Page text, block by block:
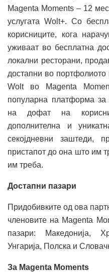
Magenta Moments – 12
услугата Wolt+. Со
корисниците, кога
уживаат во бесплатна
локални ресторани,
достапни во
Wolt во Magenta
популарна платформа за
на дофат на
дополнителна и
секојдневни заштеди,
пристапот до она што им
им треба.
Достапни пазари
Придобивките од ова
членовите на Magenta
пазари: Македонија,
Унгарија, Полска и
За Magenta Moments